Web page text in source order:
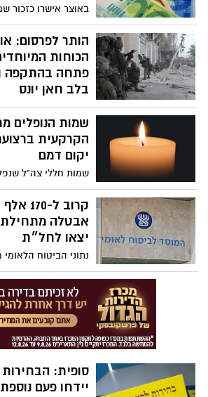
נקודות זיכוי
שכר הנטו, אולם לאור
מציעים לדחות את
בשנה
הכוחות
פתחה בהתקפה
בלב חאן יונס
כוחות מיוחדים של
חאן יונס נגד מרכזי
חמאס. קרבות עזים
חמאס וכוחות
שמות הנופלים
הקרקעית
יקום דמם
שמות חללי צה"ל
החלה הפעולה
לפרסום. מתחילת
צה"ל במערכה
קרוב
אבטלה
יצאו לחל״ת
אלף בקשות לדמי
תחילת המלחמה.
לחופשה ללא תשלום
סופית:
יידחו פעם נוספת